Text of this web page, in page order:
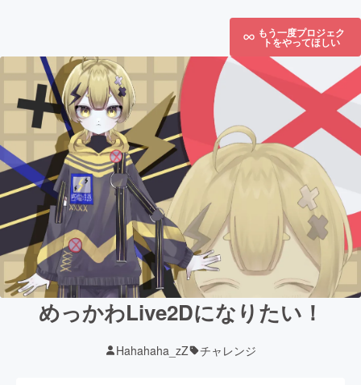
もう一度プロジェク
トをやってほしい
めっかわLive2Dになりたい！
Hahahaha_zZ チャレンジ